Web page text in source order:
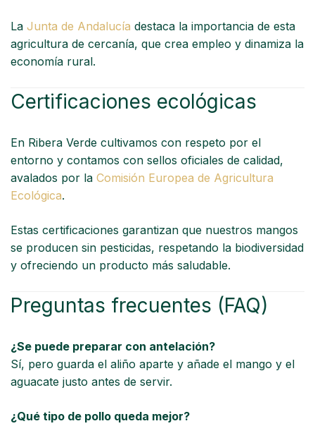
La Junta de Andalucía destaca la importancia de esta
agricultura de cercanía, que crea empleo y dinamiza la
economía rural.
Certificaciones ecológicas
En Ribera Verde cultivamos con respeto por el
entorno y contamos con sellos oficiales de calidad,
avalados por la Comisión Europea de Agricultura
Ecológica.
Estas certificaciones garantizan que nuestros mangos
se producen sin pesticidas, respetando la biodiversidad
y ofreciendo un producto más saludable.
Preguntas frecuentes (FAQ)
¿Se puede preparar con antelación?
Sí, pero guarda el aliño aparte y añade el mango y el
aguacate justo antes de servir.
¿Qué tipo de pollo queda mejor?